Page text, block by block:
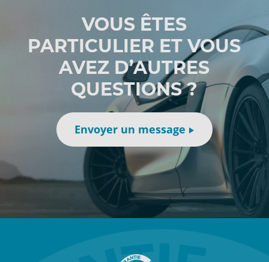
VOUS ÊTES
PARTICULIER ET VOUS
AVEZ D’AUTRES
QUESTIONS ?
Envoyer un message